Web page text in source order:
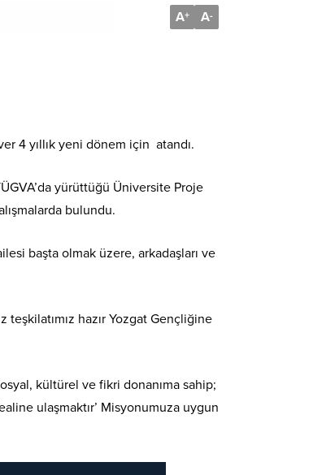
A+ A-
4 yıllık yeni dönem için atandı.
yürüttüğü Üniversite Proje
bulundu.
başta olmak üzere, arkadaşları ve
hazır Yozgat Gençliğine
kültürel ve fikri donanıma sahip;
ulaşmaktır’ Misyonumuza uygun